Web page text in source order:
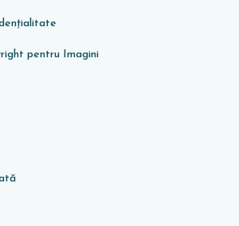
pentru Imagini